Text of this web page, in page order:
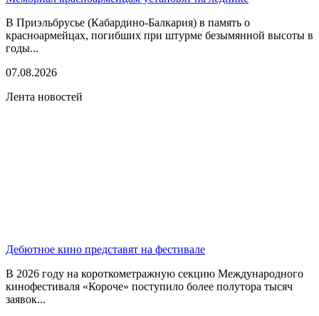
В Приэльбрусье (Кабардино-Балкария) в память о
красноармейцах, погибших при штурме безымянной высоты в
годы...
07.08.2026
Лента новостей
Дебютное кино представят на фестивале
В 2026 году на короткометражную секцию Международного
кинофестиваля «Короче» поступило более полутора тысяч
заявок...